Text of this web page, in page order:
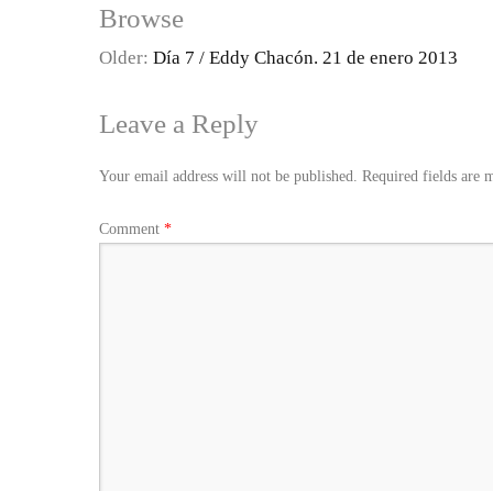
Browse
Older: Día 7 / Eddy Chacón. 21 de enero 2013
Leave a Reply
Your email address will not be published. Required fields are
Comment *